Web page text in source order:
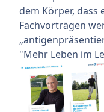
dem Körper, dass
Fachvorträgen
"Mehr Leben im